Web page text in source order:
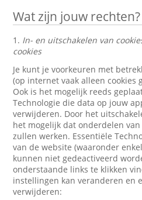
Wat zijn jouw rechten?
1. In- en uitschakelen van
cookies
Je kunt je voorkeuren met
(op internet vaak alleen cookies
Ook is het mogelijk reeds
Technologie die data op jouw
verwijderen. Door het
het mogelijk dat onderdelen
zullen werken. Essentiële
van de website (waaronder
kunnen niet gedeactiveerd
onderstaande links te klikken
instellingen kan veranderen en
verwijderen: